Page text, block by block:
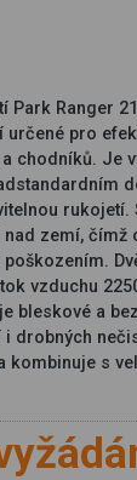
Park Ranger
pro
chodníků. Je
rukojetí.
zemí, čímž
vzduchu
bleskové a
drobných
kombinuje s